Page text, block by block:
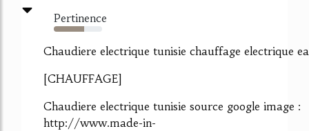
Pertinence
63%
Chaudiere electrique tunisie chauffage electrique
[CHAUFFAGE]
Chaudiere electrique tunisie source google image :
http://www.made-in-